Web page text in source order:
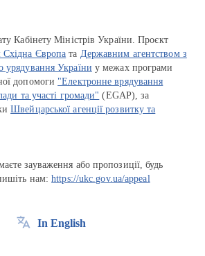
Кабінету Міністрів України. Проєкт
Європа та Державним агентством з
урядування України у межах програми
допомоги "Електронне врядування
та участі громади" (EGAP), за
Швейцарської агенції розвитку та
зауваження або пропозиції, будь
нам:https://ukc.gov.ua/appeal
In English